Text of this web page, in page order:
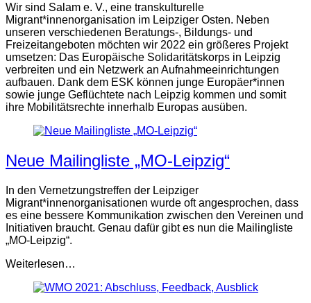
Wir sind Salam e. V., eine transkulturelle
Migrant*innenorganisation im Leipziger Osten. Neben
unseren verschiedenen Beratungs-, Bildungs- und
Freizeitangeboten möchten wir 2022 ein größeres Projekt
umsetzen: Das Europäische Solidaritätskorps in Leipzig
verbreiten und ein Netzwerk an Aufnahmeeinrichtungen
aufbauen. Dank dem ESK können junge Europäer*innen
sowie junge Geflüchtete nach Leipzig kommen und somit
ihre Mobilitätsrechte innerhalb Europas ausüben.
Neue Mailingliste „MO-Leipzig“
In den Vernetzungstreffen der Leipziger
Migrant*innenorganisationen wurde oft angesprochen, dass
es eine bessere Kommunikation zwischen den Vereinen und
Initiativen braucht. Genau dafür gibt es nun die Mailingliste
„MO-Leipzig“.
Weiterlesen…